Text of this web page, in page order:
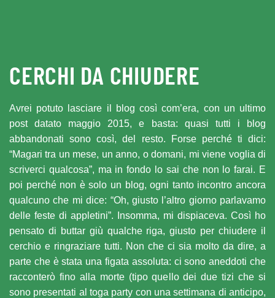
CERCHI DA CHIUDERE
Avrei potuto lasciare il blog così com’era, con un ultimo
post datato maggio 2015, e basta: quasi tutti i blog
abbandonati sono così, del resto. Forse perché ti dici:
“Magari tra un mese, un anno, o domani, mi viene voglia di
scriverci qualcosa”, ma in fondo lo sai che non lo farai. E
poi perché non è solo un blog, ogni tanto incontro ancora
qualcuno che mi dice: “Oh, giusto l’altro giorno parlavamo
delle feste di appletini”. Insomma, mi dispiaceva. Così ho
pensato di buttar giù qualche riga, giusto per chiudere il
cerchio e ringraziare tutti. Non che ci sia molto da dire, a
parte che è stata una figata assoluta: ci sono aneddoti che
racconterò fino alla morte (tipo quello dei due tizi che si
sono presentati al toga party con una settimana di anticipo,